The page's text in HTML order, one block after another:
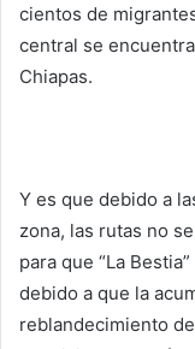
cientos de
central se
Chiapas.
Y es que debido a
zona, las rutas no
para que “La
debido a que la
reblandecimiento